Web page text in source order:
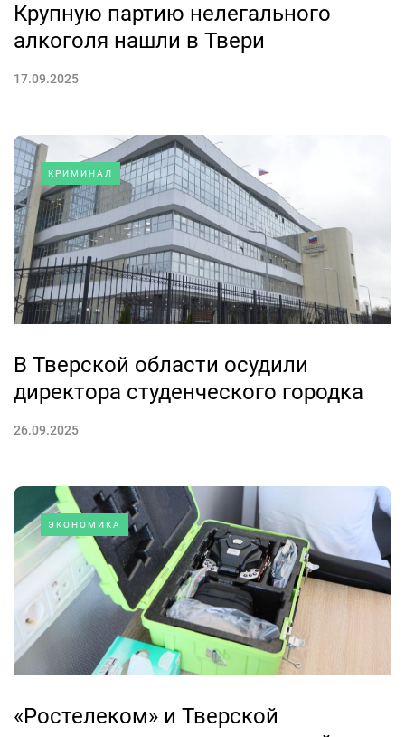
Крупную партию нелегального
алкоголя нашли в Твери
17.09.2025
КРИМИНАЛ
В Тверской области осудили
директора студенческого городка
26.09.2025
ЭКОНОМИКА
«Ростелеком» и Тверской